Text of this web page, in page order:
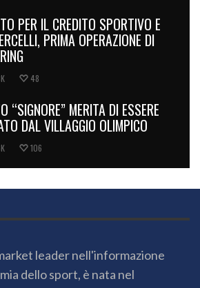
PER IL CREDITO SPORTIVO E
PRIMA OPERAZIONE DI
48
“SIGNORE” MERITA DI ESSERE
DAL VILLAGGIO OLIMPICO
106
leader nell'informazione
dello sport, è nata nel